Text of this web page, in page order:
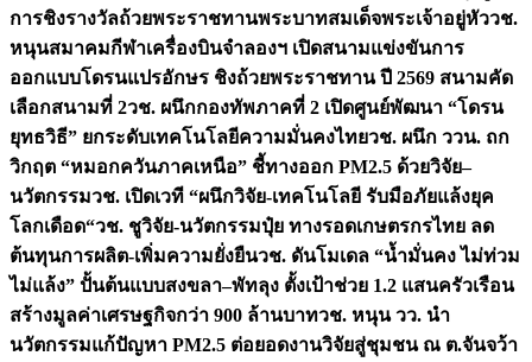
การชิงรางวัลถ้วยพระราชทานพระบาทสมเด็จพระเจ้าอยู่หัววช.
หนุนสมาคมกีฬาเครื่องบินจำลองฯ เปิดสนามแข่งขันการ
ออกแบบโดรนแปรอักษร ชิงถ้วยพระราชทาน ปี 2569 สนามคัด
เลือกสนามที่ 2วช. ผนึกกองทัพภาคที่ 2 เปิดศูนย์พัฒนา “โดรน
ยุทธวิธี” ยกระดับเทคโนโลยีความมั่นคงไทยวช. ผนึก ววน. ถก
วิกฤต “หมอกควันภาคเหนือ” ชี้ทางออก PM2.5 ด้วยวิจัย–
นวัตกรรมวช. เปิดเวที “ผนึกวิจัย-เทคโนโลยี รับมือภัยแล้งยุค
โลกเดือด“วช. ชูวิจัย-นวัตกรรมปุ๋ย ทางรอดเกษตรกรไทย ลด
ต้นทุนการผลิต-เพิ่มความยั่งยืนวช. ดันโมเดล “น้ำมั่นคง ไม่ท่วม
ไม่แล้ง” ปั้นต้นแบบสงขลา–พัทลุง ตั้งเป้าช่วย 1.2 แสนครัวเรือน
สร้างมูลค่าเศรษฐกิจกว่า 900 ล้านบาทวช. หนุน วว. นำ
นวัตกรรมแก้ปัญหา PM2.5 ต่อยอดงานวิจัยสู่ชุมชน ณ ต.จันจว้า